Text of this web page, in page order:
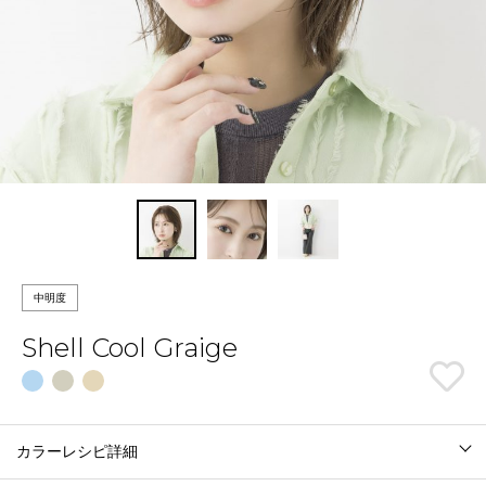
中明度
Shell Cool Graige
カラーレシピ詳細